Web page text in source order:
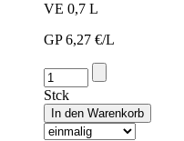
VE 0,7 L
GP 6,27 €/L
Stck